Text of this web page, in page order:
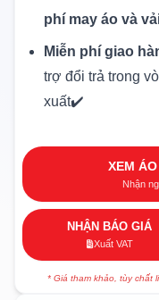
phí may áo và
Miễn phí giao
trợ đổi trả trong
xuất✔️
XEM
Nhận
NHẬN BÁO GIÁ
Xuất VAT
* Giá tham khảo, tùy chất